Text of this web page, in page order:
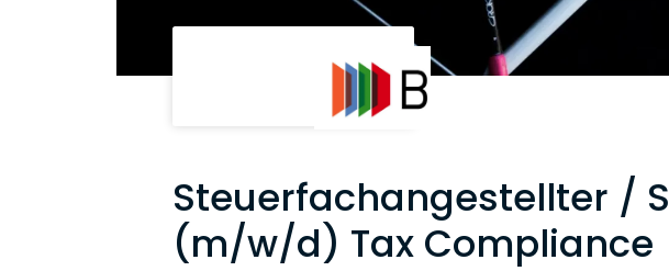
Steuerfachangestellter /
(m/w/d) Tax Compliance